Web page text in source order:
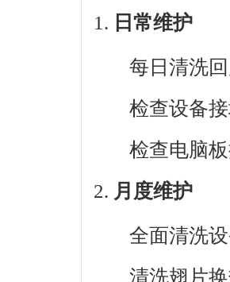
日常维护
每日清洗
检查设备
检查电脑
月度维护
全面清洗
清洗翅片